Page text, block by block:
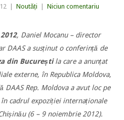
Noutăți Niciun comentariu
, Daniel Mocanu – director
DAAS a susținut o conferință de
din Bucureștila care a anunțat
externe, în Republica Moldova,
DAAS Rep. Moldova a avut loc pe
cadrul expoziției internaționale
(6 – 9 noiembrie 2012).